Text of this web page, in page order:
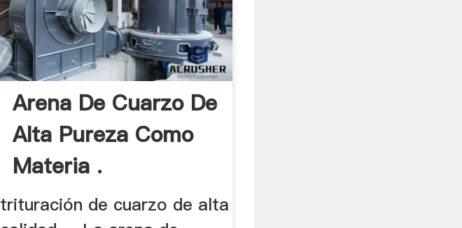
Arena De Cuarzo De
Alta Pureza Como
Materia .
trituración de cuarzo de alta